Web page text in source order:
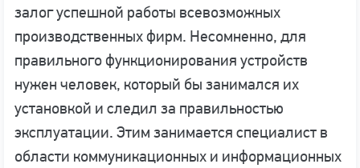
залог успешной работы всевозможных
производственных фирм. Несомненно, для
правильного функционирования устройств
нужен человек, который бы занимался их
установкой и следил за правильностью
эксплуатации. Этим занимается специалист в
области коммуникационных и информационных